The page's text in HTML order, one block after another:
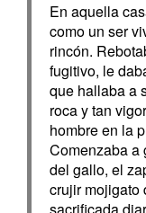
En aquella
como un ser
rincón.
fugitivo, le
que hallaba a
roca y tan
hombre en la
Comenzaba a
del gallo, el
crujir mojigato